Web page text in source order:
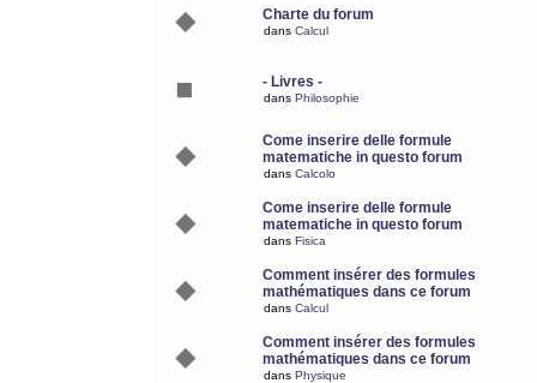
Charte du forum
dans Calcul
- Livres -
dans Philosophie
Come inserire delle formule
matematiche in questo forum
dans Calcolo
Come inserire delle formule
matematiche in questo forum
dans Fisica
Comment insérer des formules
mathématiques dans ce forum
dans Calcul
Comment insérer des formules
mathématiques dans ce forum
dans Physique